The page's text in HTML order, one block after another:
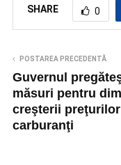
SHARE 0
POSTAREA PRECEDENTĂ
Guvernul
măsuri pentru
creşterii
carburanţi